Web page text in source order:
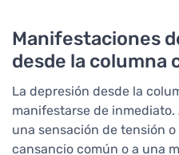
Manifestaciones
desde la columna
La depresión desde la
manifestarse de
una sensación de tensión
cansancio común o a una